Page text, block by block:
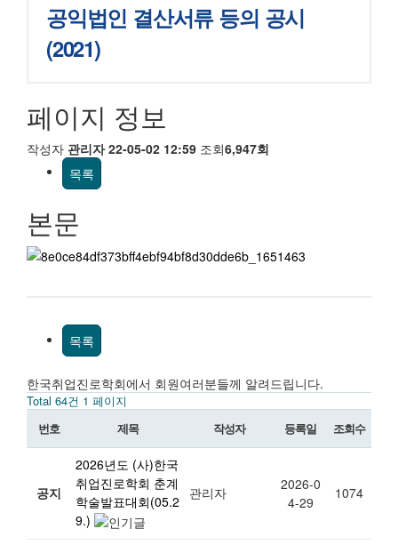
공익법인 결산서류 등의 공시
(2021)
페이지 정보
작성자 관리자 22-05-02 12:59 조회6,947회
목록
본문
목록
한국취업진로학회에서 회원여러분들께 알려드립니다.
Total 64건 1 페이지
번호
제목 작성자 등록일 조회수
공지
2026년도 (사)한국
취업진로학회 춘계
학술발표대회(05.2
9.)
관리자
2026-0
4-29
1074